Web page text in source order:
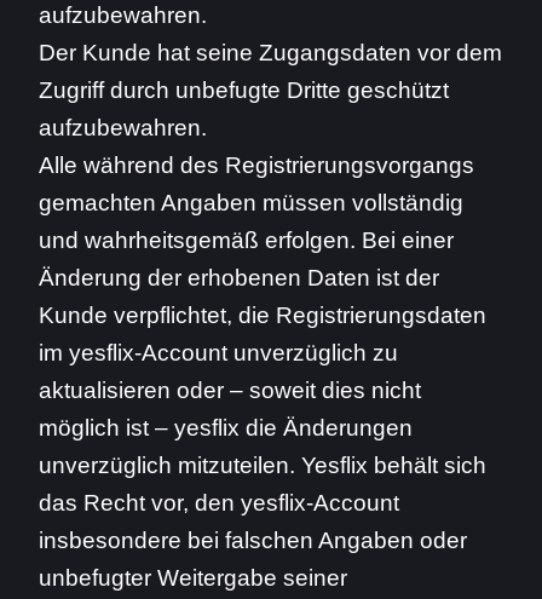
aufzubewahren.
Der Kunde hat seine Zugangsdaten vor dem
Zugriff durch unbefugte Dritte geschützt
aufzubewahren.
Alle während des Registrierungsvorgangs
gemachten Angaben müssen vollständig
und wahrheitsgemäß erfolgen. Bei einer
Änderung der erhobenen Daten ist der
Kunde verpflichtet, die Registrierungsdaten
im yesflix-Account unverzüglich zu
aktualisieren oder – soweit dies nicht
möglich ist – yesflix die Änderungen
unverzüglich mitzuteilen. Yesflix behält sich
das Recht vor, den yesflix-Account
insbesondere bei falschen Angaben oder
unbefugter Weitergabe seiner